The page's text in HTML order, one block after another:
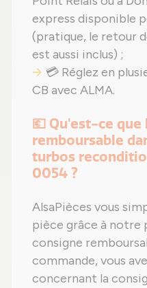
express disponible
(pratique, le retour
est aussi inclus) ;
💳 Réglez en
CB avec ALMA.
💶 Qu'est-ce que
remboursable
turbos
0054 ?
AlsaPièces vous
pièce grâce à notre
consigne
commande, vous
concernant la